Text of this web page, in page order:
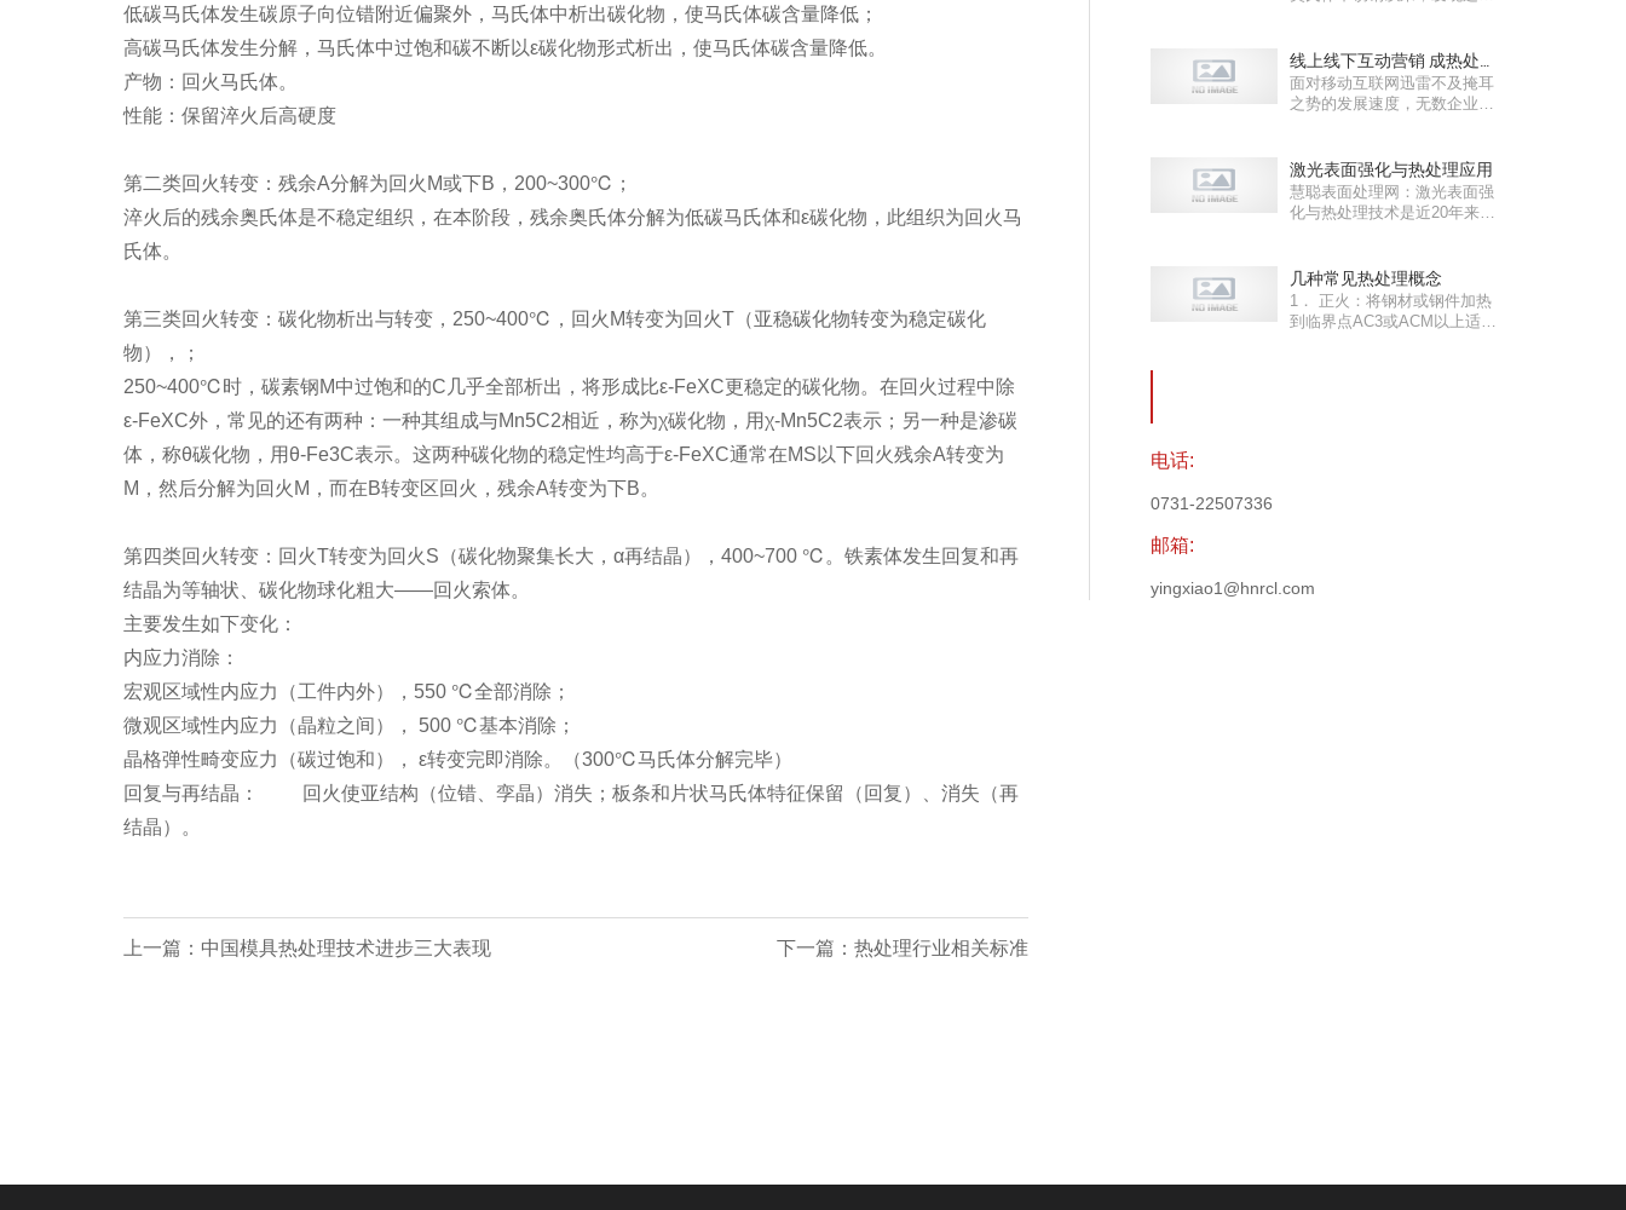
低碳马氏体发生碳原子向位错附近偏聚外，马氏体中析出碳化物，使马氏体碳含量降低；
高碳马氏体发生分解，马氏体中过饱和碳不断以ε碳化物形式析出，使马氏体碳含量降低。
产物：回火马氏体。
性能：保留淬火后高硬度
第二类回火转变：残余A分解为回火M或下B，200~300℃；
淬火后的残余奥氏体是不稳定组织，在本阶段，残余奥氏体分解为低碳马氏体和ε碳化物，此组织为回火马
氏体。
第三类回火转变：碳化物析出与转变，250~400℃，回火M转变为回火T（亚稳碳化物转变为稳定碳化
物），；
250~400℃时，碳素钢M中过饱和的C几乎全部析出，将形成比ε-FeXC更稳定的碳化物。在回火过程中除
ε-FeXC外，常见的还有两种：一种其组成与Mn5C2相近，称为χ碳化物，用χ-Mn5C2表示；另一种是渗碳
体，称θ碳化物，用θ-Fe3C表示。这两种碳化物的稳定性均高于ε-FeXC通常在MS以下回火残余A转变为
M，然后分解为回火M，而在B转变区回火，残余A转变为下B。
第四类回火转变：回火T转变为回火S（碳化物聚集长大，α再结晶），400~700 ℃。铁素体发生回复和再
结晶为等轴状、碳化物球化粗大——回火索体。
主要发生如下变化：
内应力消除：
宏观区域性内应力（工件内外），550 ℃全部消除；
微观区域性内应力（晶粒之间）， 500 ℃基本消除；
晶格弹性畸变应力（碳过饱和）， ε转变完即消除。（300℃马氏体分解完毕）
回复与再结晶： 回火使亚结构（位错、孪晶）消失；板条和片状马氏体特征保留（回复）、消失（再
结晶）。
上一篇：中国模具热处理技术进步三大表现 下一篇：热处理行业相关标准
线上线下互动营销 成热处理
行业发展主流趋势
面对移动互联网迅雷不及掩耳
之势的发展速度，无数企业都
激光表面强化与热处理应用
慧聪表面处理网：激光表面强
化与热处理技术是近20年来发
几种常见热处理概念
1． 正火：将钢材或钢件加热
到临界点AC3或ACM以上适当
电话:
0731-22507336
邮箱:
yingxiao1@hnrcl.com